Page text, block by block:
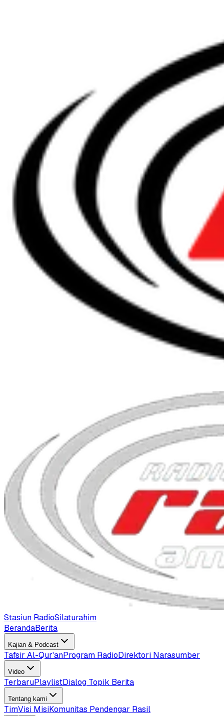
Stasiun RadioSilaturahim
BerandaBerita
Kajian & Podcast
Tafsir Al-Qur'anProgram RadioDirektori Narasumber
Video
TerbaruPlaylistDialog Topik Berita
Tentang kami
TimVisi MisiKomunitas Pendengar Rasil